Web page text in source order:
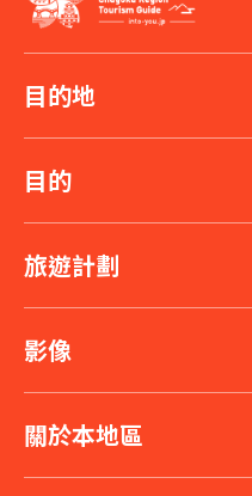
目的地
目的
旅遊計劃
影像
關於本地區